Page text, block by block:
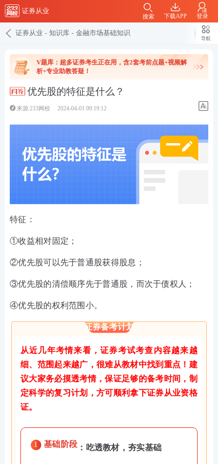
证券从业
下载APP 登录
搜索
证券从业 - 知识库 - 金融市场基础知识
导航
V题库：超多证券考生正在用，含2套考前点题+视频解
析+专业助教答疑！
优先股的特征是什么？
来源:233网校 2024-04-01 09:19:12
特征：
①收益相对固定；
②优先股可以先于普通股获得股息；
③优先股的清偿顺序先于普通股，而次于债权人；
④优先股的权利范围小。
证券备考计划
从近几年考情来看，证券考试考查内容越来越
细、范围起来越广，很难从教材中找到重点！建
议大家务必摸透考情，保证足够的备考时间，制
定科学的复习计划，方可顺利拿下证券从业资格
证。
1 基础阶段：吃透教材，夯实基础